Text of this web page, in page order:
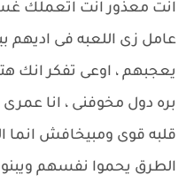
انت معذور انت اتعملك
عامل زى اللعبه فى اديهم
يعجبهم ، اوعى تفكر انك
بره دول مخوفنى ، انا
قلبه قوى ومبيخافش انما
الطرق يحموا نفسهم